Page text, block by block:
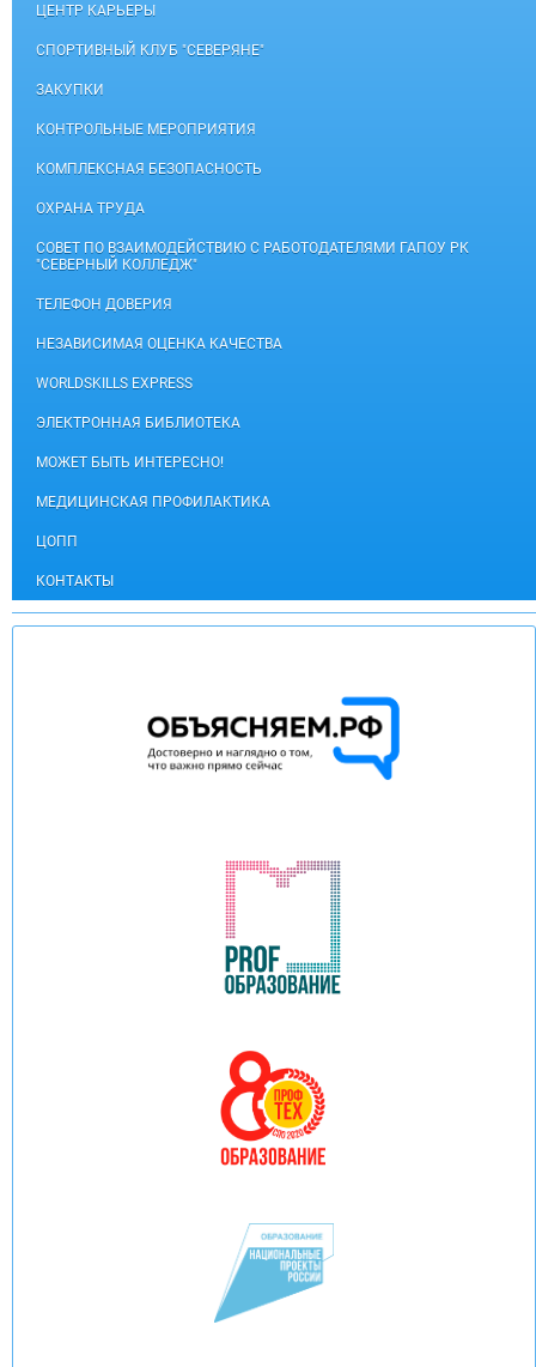
ЦЕНТР КАРЬЕРЫ
СПОРТИВНЫЙ КЛУБ "СЕВЕРЯНЕ"
ЗАКУПКИ
КОНТРОЛЬНЫЕ МЕРОПРИЯТИЯ
КОМПЛЕКСНАЯ БЕЗОПАСНОСТЬ
ОХРАНА ТРУДА
СОВЕТ ПО ВЗАИМОДЕЙСТВИЮ С РАБОТОДАТЕЛЯМИ ГАПОУ РК
"СЕВЕРНЫЙ КОЛЛЕДЖ"
ТЕЛЕФОН ДОВЕРИЯ
НЕЗАВИСИМАЯ ОЦЕНКА КАЧЕСТВА
WORLDSKILLS EXPRESS
ЭЛЕКТРОННАЯ БИБЛИОТЕКА
МОЖЕТ БЫТЬ ИНТЕРЕСНО!
МЕДИЦИНСКАЯ ПРОФИЛАКТИКА
ЦОПП
КОНТАКТЫ